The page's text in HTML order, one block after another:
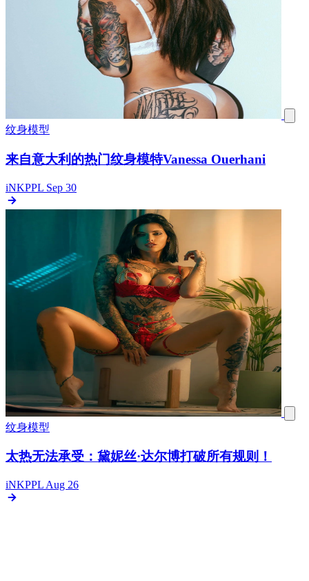
纹身模型
来自意大利的热门纹身模特Vanessa Ouerhani
iNKPPL Sep 30
纹身模型
太热无法承受：黛妮丝·达尔博打破所有规则！
iNKPPL Aug 26